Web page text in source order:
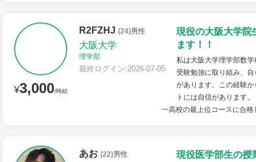
¥3,000/時給
R2FZHJ (24)男性
大阪大学
理学部
最終ログイン:2026-07-05
現役の大阪大学院
ます！！
私は大阪大学理学部数
受験勉強に取り組み、
があります。この経験
トには自信があります
一高校の最上位コースに合
あお (22)男性
現役医学部生の授